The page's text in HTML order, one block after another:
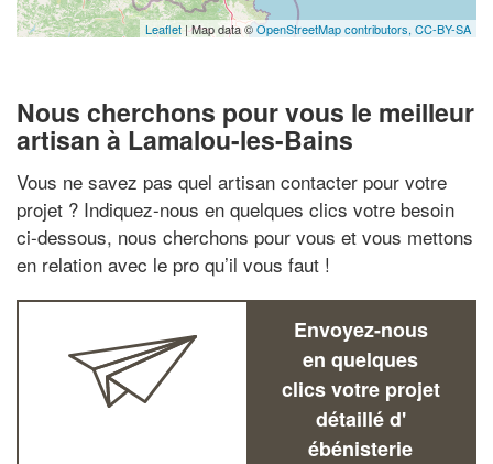
Leaflet | Map data ©OpenStreetMap contributors, CC-BY-SA
Nous cherchons pour vous le meilleur
artisan à Lamalou-les-Bains
Vous ne savez pas quel artisan contacter pour votre
projet ? Indiquez-nous en quelques clics votre besoin
ci-dessous, nous cherchons pour vous et vous mettons
en relation avec le pro qu’il vous faut !
Envoyez-nous
en quelques
clics votre projet
détaillé d'
ébénisterie